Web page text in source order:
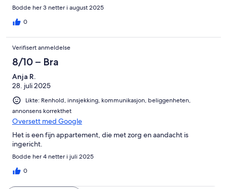
Bodde her 3 netter i august 2025
0
Verifisert anmeldelse
8/10 – Bra
Anja R.
28. juli 2025
Likte: Renhold, innsjekking, kommunikasjon, beliggenheten,
annonsens korrekthet
Oversett med Google
Het is een fijn appartement, die met zorg en aandacht is
ingericht.
Bodde her 4 netter i juli 2025
0